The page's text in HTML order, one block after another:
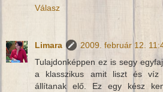
Válasz
Limara
2009. február 12.
Tulajdonképpen ez is segy
a klasszikus amit liszt és víz
állítanak elő. Ez egy kész